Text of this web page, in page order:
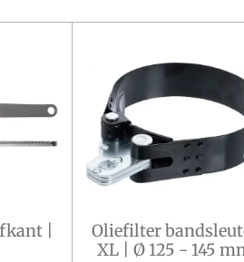
|
Oliefilter
XL | Ø 125 - 145